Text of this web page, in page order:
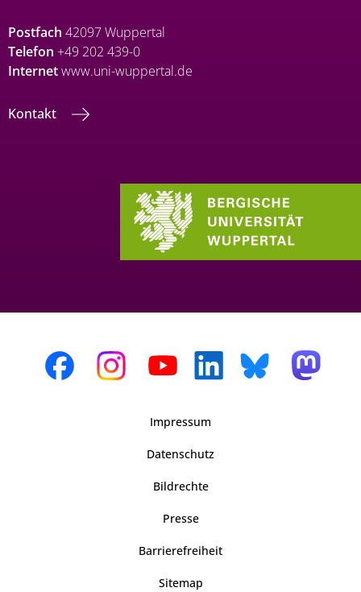
Postfach 42097 Wuppertal
Telefon +49 202 439-0
Internetwww.uni-wuppertal.de
Kontakt
Impressum
Datenschutz
Bildrechte
Presse
Barrierefreiheit
Sitemap